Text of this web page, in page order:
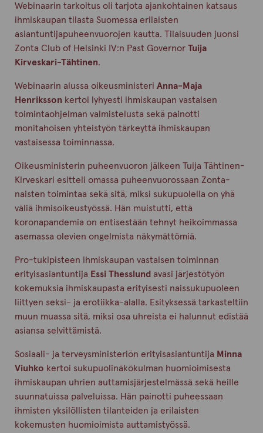
Webinaarin tarkoitus oli tarjota ajankohtainen katsaus
ihmiskaupan tilasta Suomessa erilaisten
asiantuntijapuheenvuorojen kautta. Tilaisuuden juonsi
Zonta Club of Helsinki IV:n Past Governor Tuija
Kirveskari-Tähtinen.
Webinaarin alussa oikeusministeri Anna-Maja
Henriksson kertoi lyhyesti ihmiskaupan vastaisen
toimintaohjelman valmistelusta sekä painotti
monitahoisen yhteistyön tärkeyttä ihmiskaupan
vastaisessa toiminnassa.
Oikeusministerin puheenvuoron jälkeen Tuija Tähtinen-
Kirveskari esitteli omassa puheenvuorossaan Zonta-
naisten toimintaa sekä sitä, miksi sukupuolella on yhä
väliä ihmisoikeustyössä. Hän muistutti, että
koronapandemia on entisestään tehnyt heikoimmassa
asemassa olevien ongelmista näkymättömiä.
Pro-tukipisteen ihmiskaupan vastaisen toiminnan
erityisasiantuntija Essi Thesslund avasi järjestötyön
kokemuksia ihmiskaupasta erityisesti naissukupuoleen
liittyen seksi- ja erotiikka-alalla. Esityksessä tarkasteltiin
muun muassa sitä, miksi osa uhreista ei halunnut edistää
asiansa selvittämistä.
Sosiaali- ja terveysministeriön erityisasiantuntija Minna
Viuhko kertoi sukupuolinäkökulman huomioimisesta
ihmiskaupan uhrien auttamisjärjestelmässä sekä heille
suunnatuissa palveluissa. Hän painotti puheessaan
ihmisten yksilöllisten tilanteiden ja erilaisten
kokemusten huomioimista auttamistyössä.